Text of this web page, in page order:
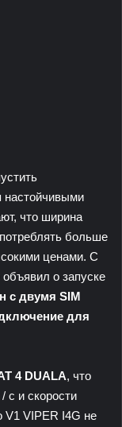
настойчивыми
что ширина
больше
ценами. С
объявил о запуске
с двумя SIM
для
4 DUALA, что
с и скорости
V1 VIPER I4G не